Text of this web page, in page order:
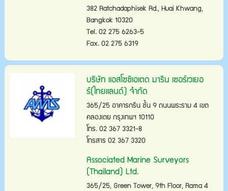
382 Ratchadaphisek Rd., Huai Khwang,
Bangkok 10320
Tel. 02 275 6263-5
Fax. 02 275 6319
บริษัท แอสโซซิเอเตด มารีน เซอร์เวเยอ
ร์(ไทยแลนด์) จำกัด
365/25 อาคารกรีน ชั้น 9 ถนนพระราม 4 เขต
คลองเตย กรุงเทพฯ 10110
โทร. 02 367 3321-8
โทรสาร 02 367 3320
Associated Marine Surveyors
(Thailand) Ltd.
365/25, Green Tower, 9th Floor, Rama 4